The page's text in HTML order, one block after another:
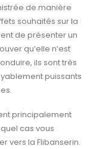
de manière
souhaités sur la
de présenter un
qu’elle n’est
ils sont très
puissants
principalement
cas vous
vers la Flibanserin.